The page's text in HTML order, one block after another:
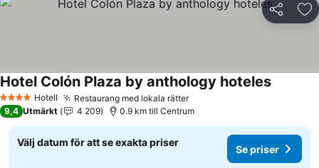
Dela
4 StjärnorHotell Restaurang med lokala rätter
Hotel Colón Plaza by anthology hoteles
9,4 Utmärkt 4 209 0.9 km till Centrum
Välj datum för att se exakta priser
Se priser